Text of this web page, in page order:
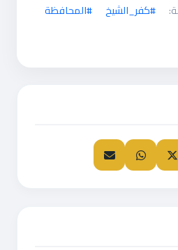
#كفر_الشيخ #المحافظة